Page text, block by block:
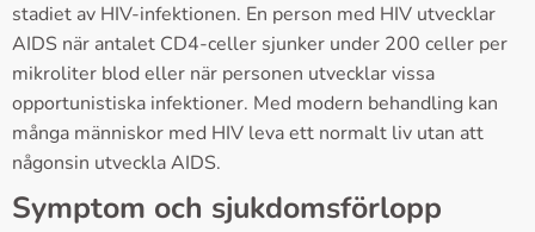
stadiet av HIV-infektionen. En person med HIV utvecklar
AIDS när antalet CD4-celler sjunker under 200 celler per
mikroliter blod eller när personen utvecklar vissa
opportunistiska infektioner. Med modern behandling kan
många människor med HIV leva ett normalt liv utan att
någonsin utveckla AIDS.
Symptom och sjukdomsförlopp